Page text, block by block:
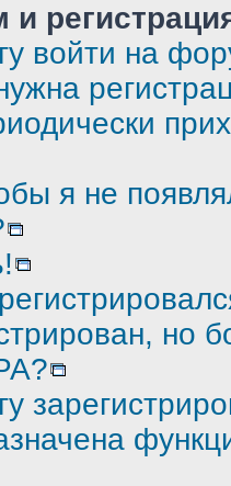
войти на
я не
но